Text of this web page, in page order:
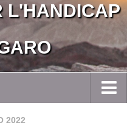
L'HANDICAP
2022